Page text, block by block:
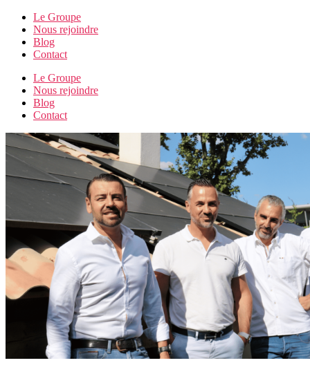
Le Groupe
Nous rejoindre
Blog
Contact
Le Groupe
Nous rejoindre
Blog
Contact